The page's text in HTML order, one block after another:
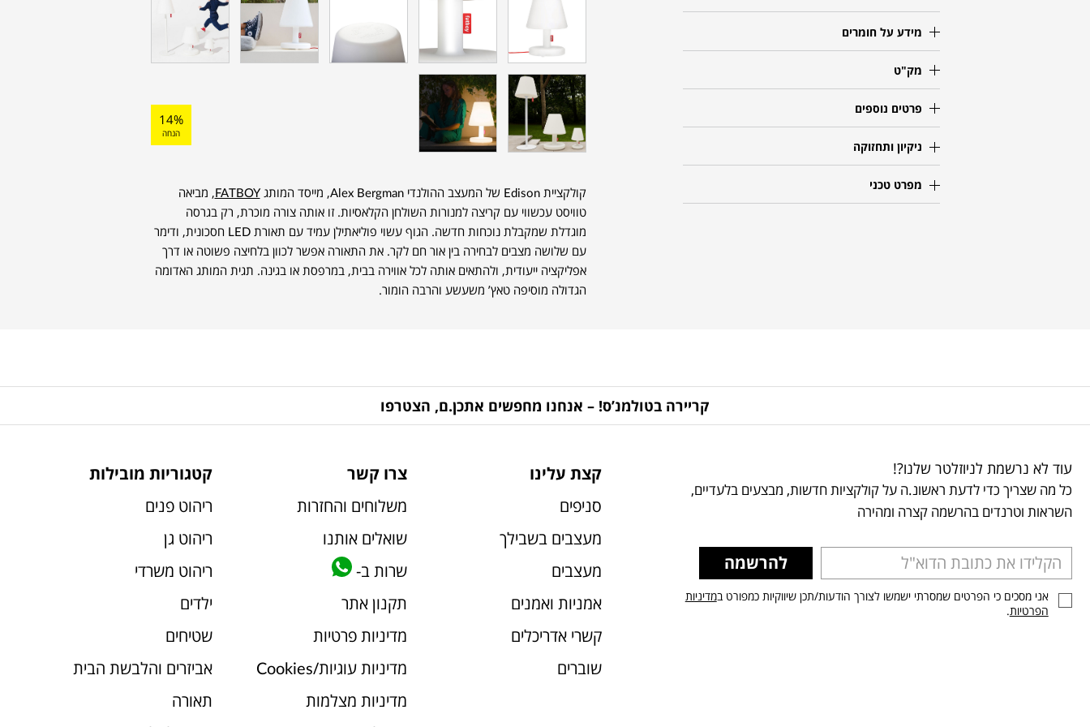
מידע על חומרים
מק"ט
פרטים נוספים
ניקיון ותחזוקה
מפרט טכני
14%
הנחה
קולקציית Edison של המעצב ההולנדי Alex Bergman, מייסד המותג FATBOY, מביאה
טוויסט עכשווי עם קריצה למנורות השולחן הקלאסיות. זו אותה צורה מוכרת, רק בגרסה
מוגדלת שמקבלת נוכחות חדשה. הגוף עשוי פוליאתילן עמיד עם תאורת LED חסכונית, ודימר
עם שלושה מצבים לבחירה בין אור חם לקר. את התאורה אפשר לכוון בלחיצה פשוטה או דרך
אפליקציה ייעודית, ולהתאים אותה לכל אווירה בבית, במרפסת או בגינה. תגית המותג האדומה
הגדולה מוסיפה טאץ’ משעשע והרבה הומור.
קריירה בטולמנ’ס! – אנחנו מחפשים אתכן.ם, הצטרפו
עוד לא נרשמת לניוזלטר שלנו?!
כל מה שצריך כדי לדעת ראשונ.ה על קולקציות חדשות, מבצעים בלעדיים,
השראות וטרנדים בהרשמה קצרה ומהירה
להרשמה
אני מסכים כי הפרטים שמסרתי ישמשו לצורך הודעות/תכן שיווקיות כמפורט במדיניות
הפרטיות.
קצת עלינו
סניפים
מעצבים בשבילך
מעצבים
אמניות ואמנים
קשרי אדריכלים
שוברים
צרו קשר
משלוחים והחזרות
שואלים אותנו
שרות ב-
תקנון אתר
מדיניות פרטיות
מדיניות עוגיות/Cookies
מדיניות מצלמות
קטגוריות מובילות
ריהוט פנים
ריהוט גן
ריהוט משרדי
ילדים
שטיחים
אביזרים והלבשת הבית
תאורה